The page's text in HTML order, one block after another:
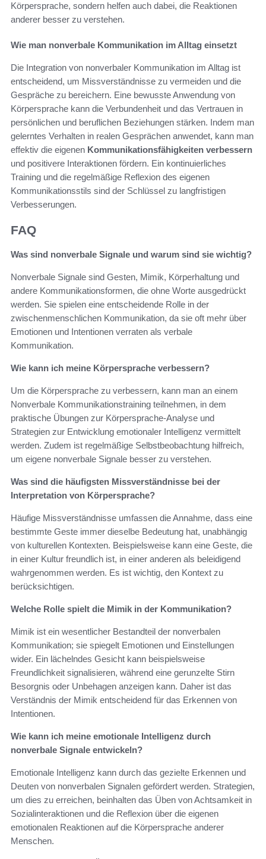
Körpersprache, sondern helfen auch dabei, die Reaktionen
anderer besser zu verstehen.
Wie man nonverbale Kommunikation im Alltag einsetzt
Die Integration von nonverbaler Kommunikation im Alltag ist
entscheidend, um Missverständnisse zu vermeiden und die
Gespräche zu bereichern. Eine bewusste Anwendung von
Körpersprache kann die Verbundenheit und das Vertrauen in
persönlichen und beruflichen Beziehungen stärken. Indem man
gelerntes Verhalten in realen Gesprächen anwendet, kann man
effektiv die eigenen Kommunikationsfähigkeiten verbessern
und positivere Interaktionen fördern. Ein kontinuierliches
Training und die regelmäßige Reflexion des eigenen
Kommunikationsstils sind der Schlüssel zu langfristigen
Verbesserungen.
FAQ
Was sind nonverbale Signale und warum sind sie wichtig?
Nonverbale Signale sind Gesten, Mimik, Körperhaltung und
andere Kommunikationsformen, die ohne Worte ausgedrückt
werden. Sie spielen eine entscheidende Rolle in der
zwischenmenschlichen Kommunikation, da sie oft mehr über
Emotionen und Intentionen verraten als verbale
Kommunikation.
Wie kann ich meine Körpersprache verbessern?
Um die Körpersprache zu verbessern, kann man an einem
Nonverbale Kommunikationstraining teilnehmen, in dem
praktische Übungen zur Körpersprache-Analyse und
Strategien zur Entwicklung emotionaler Intelligenz vermittelt
werden. Zudem ist regelmäßige Selbstbeobachtung hilfreich,
um eigene nonverbale Signale besser zu verstehen.
Was sind die häufigsten Missverständnisse bei der
Interpretation von Körpersprache?
Häufige Missverständnisse umfassen die Annahme, dass eine
bestimmte Geste immer dieselbe Bedeutung hat, unabhängig
von kulturellen Kontexten. Beispielsweise kann eine Geste, die
in einer Kultur freundlich ist, in einer anderen als beleidigend
wahrgenommen werden. Es ist wichtig, den Kontext zu
berücksichtigen.
Welche Rolle spielt die Mimik in der Kommunikation?
Mimik ist ein wesentlicher Bestandteil der nonverbalen
Kommunikation; sie spiegelt Emotionen und Einstellungen
wider. Ein lächelndes Gesicht kann beispielsweise
Freundlichkeit signalisieren, während eine gerunzelte Stirn
Besorgnis oder Unbehagen anzeigen kann. Daher ist das
Verständnis der Mimik entscheidend für das Erkennen von
Intentionen.
Wie kann ich meine emotionale Intelligenz durch
nonverbale Signale entwickeln?
Emotionale Intelligenz kann durch das gezielte Erkennen und
Deuten von nonverbalen Signalen gefördert werden. Strategien,
um dies zu erreichen, beinhalten das Üben von Achtsamkeit in
Sozialinteraktionen und die Reflexion über die eigenen
emotionalen Reaktionen auf die Körpersprache anderer
Menschen.